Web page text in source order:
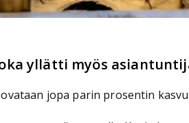
yllätti myös
jopa parin prosentin